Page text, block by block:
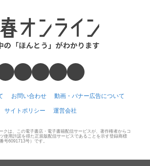
お問い合わせ 動画・バナー広告について
サイトポリシー 運営会社
クは、この電子書店・電子書籍配信サービスが、著作権者からコ
使用許諾を得た正規版配信サービスであることを示す登録商標
番号6091713号）です。